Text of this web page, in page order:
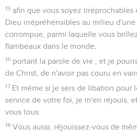
15 afin que vous soyez irréprochables
Dieu irrépréhensibles au milieu
corrompue, parmi laquelle vous
flambeaux dans le monde,
16 portant la parole de vie ; et je
de Christ, de n'avoir pas couru en
17 Et même si je sers de libation pour
service de votre foi, je m'en réjouis,
vous tous.
18 Vous aussi, réjouissez-vous de